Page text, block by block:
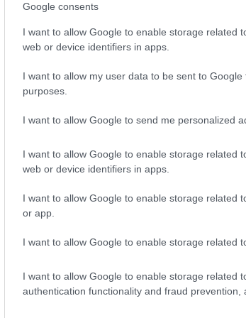
Google consents
I want to allow Google to enable storage related
web or device identifiers in apps.
I want to allow my user data to be sent to
purposes.
I want to allow Google to send me personalized
I want to allow Google to enable storage related
web or device identifiers in apps.
I want to allow Google to enable storage related
or app.
I want to allow Google to enable storage related
I want to allow Google to enable storage related
authentication functionality and fraud prevention,
A
Gáza: antiterror-háború
Eközben a Gázai övezetben az
elsősorban a déli Hán Junisz
mint 20 terrorista vesztette
valamint a Hamász
Mindeközben azonban ezen a
héten részt vett a kairói